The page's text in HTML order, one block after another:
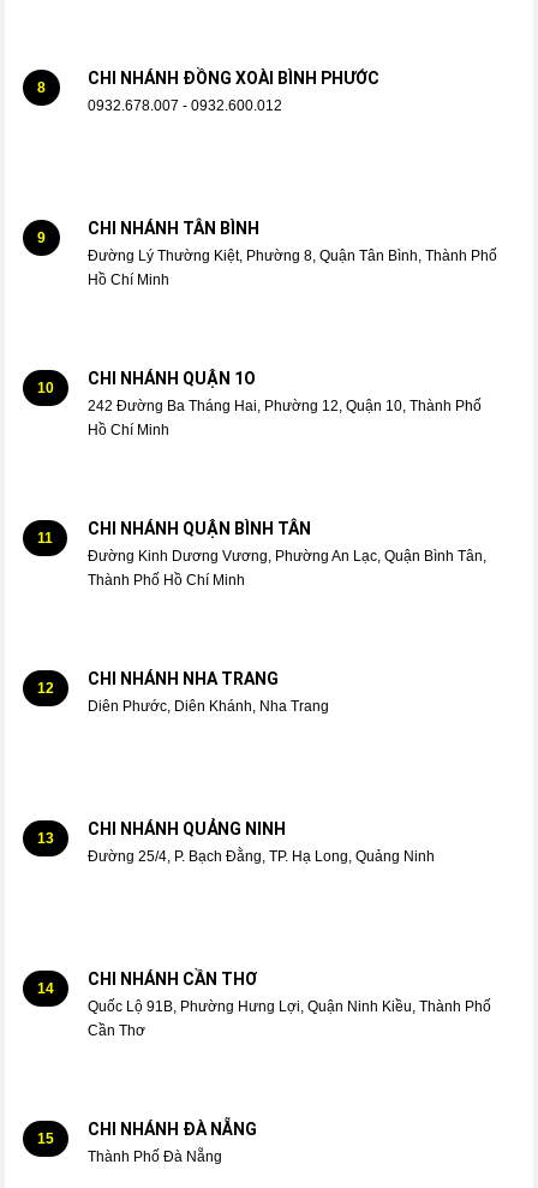
8 CHI NHÁNH ĐỒNG XOÀI BÌNH PHƯỚC
0932.678.007 - 0932.600.012
9 CHI NHÁNH TÂN BÌNH
Đường Lý Thường Kiệt, Phường 8, Quận Tân Bình, Thành Phố
Hồ Chí Minh
10 CHI NHÁNH QUẬN 1O
242 Đường Ba Tháng Hai, Phường 12, Quận 10, Thành Phố
Hồ Chí Minh
11 CHI NHÁNH QUẬN BÌNH TÂN
Đường Kinh Dương Vương, Phường An Lạc, Quận Bình Tân,
Thành Phố Hồ Chí Minh
12 CHI NHÁNH NHA TRANG
Diên Phước, Diên Khánh, Nha Trang
13 CHI NHÁNH QUẢNG NINH
Đường 25/4, P. Bạch Đằng, TP. Hạ Long, Quảng Ninh
14 CHI NHÁNH CẦN THƠ
Quốc Lộ 91B, Phường Hưng Lợi, Quận Ninh Kiều, Thành Phố
Cần Thơ
15 CHI NHÁNH ĐÀ NẴNG
Thành Phố Đà Nẵng